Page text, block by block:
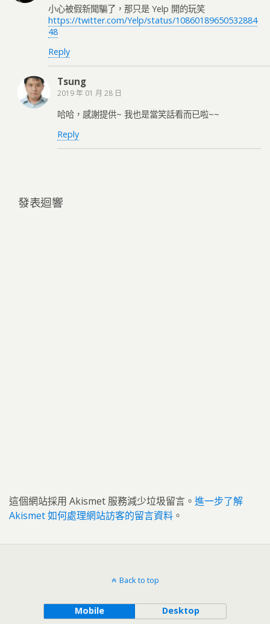
小心被假新聞騙了，那只是 Yelp 開的玩笑
https://twitter.com/Yelp/status/10860189650532884
48
Reply
Tsung
2019 年 01 月 28 日
哈哈，感謝提供~ 我也是當笑話看而已啦~~
Reply
發表迴響
這個網站採用 Akismet 服務減少垃圾留言。 進一步了解
Akismet 如何處理網站訪客的留言資料 。
Back to top
Mobile Desktop